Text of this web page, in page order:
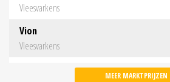
Vleesvarkens
Vion
Vleesvarkens
MEER MARKTPRIJZEN